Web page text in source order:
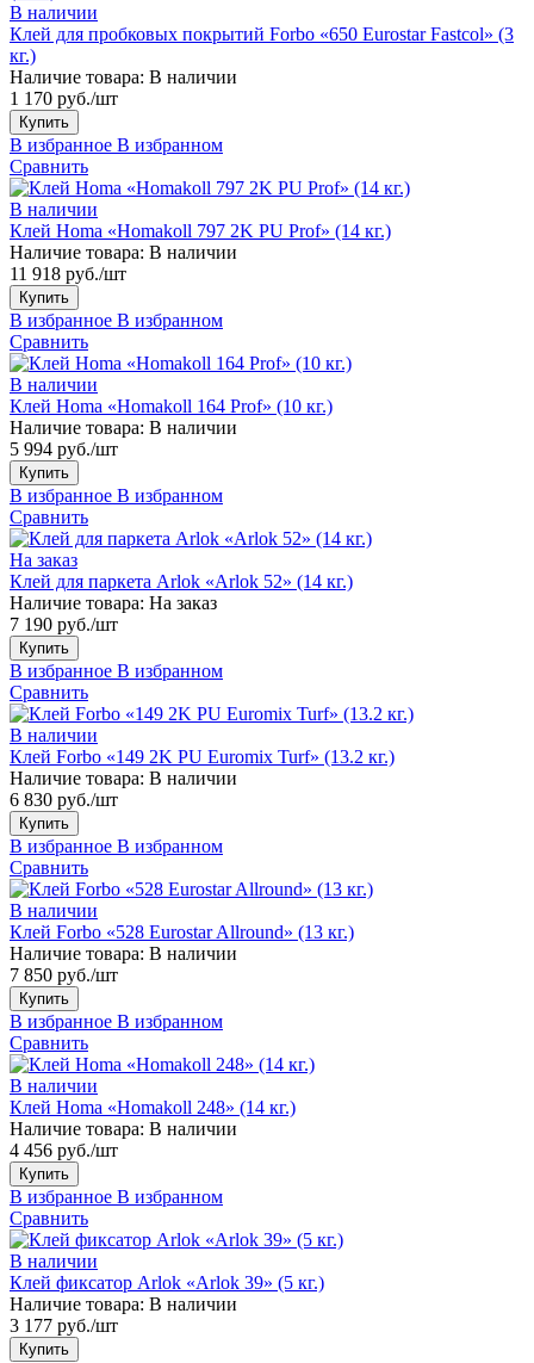
В наличии
Клей для пробковых покрытий Forbo «650 Eurostar Fastcol» (3
кг.)
Наличие товара: В наличии
1 170 руб./шт
Купить
В избранное В избранном
Сравнить
В наличии
Клей Homa «Homakoll 797 2K PU Prof» (14 кг.)
Наличие товара: В наличии
11 918 руб./шт
Купить
В избранное В избранном
Сравнить
В наличии
Клей Homa «Homakoll 164 Prof» (10 кг.)
Наличие товара: В наличии
5 994 руб./шт
Купить
В избранное В избранном
Сравнить
На заказ
Клей для паркета Arlok «Arlok 52» (14 кг.)
Наличие товара: На заказ
7 190 руб./шт
Купить
В избранное В избранном
Сравнить
В наличии
Клей Forbo «149 2K PU Euromix Turf» (13.2 кг.)
Наличие товара: В наличии
6 830 руб./шт
Купить
В избранное В избранном
Сравнить
В наличии
Клей Forbo «528 Eurostar Allround» (13 кг.)
Наличие товара: В наличии
7 850 руб./шт
Купить
В избранное В избранном
Сравнить
В наличии
Клей Homa «Homakoll 248» (14 кг.)
Наличие товара: В наличии
4 456 руб./шт
Купить
В избранное В избранном
Сравнить
В наличии
Клей фиксатор Arlok «Arlok 39» (5 кг.)
Наличие товара: В наличии
3 177 руб./шт
Купить